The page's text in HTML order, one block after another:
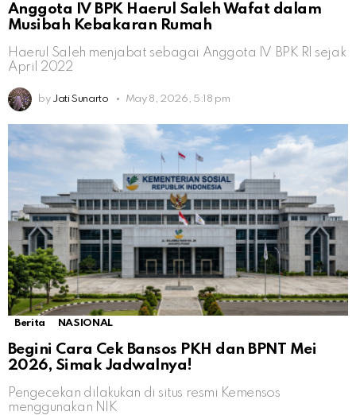
Anggota IV BPK Haerul Saleh Wafat dalam
Musibah Kebakaran Rumah
Haerul Saleh menjabat sebagai Anggota IV BPK RI sejak
April 2022
by Jati Sunarto May 8, 2026, 5:18 pm
Berita NASIONAL
Begini Cara Cek Bansos PKH dan BPNT Mei
2026, Simak Jadwalnya!
Pengecekan dilakukan di situs resmi Kemensos
menggunakan NIK